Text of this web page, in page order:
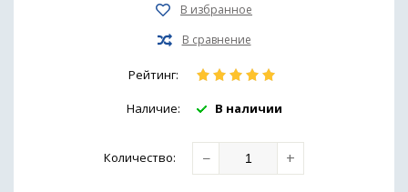
Рейтинг:
Наличие: В наличии
Количество: − +